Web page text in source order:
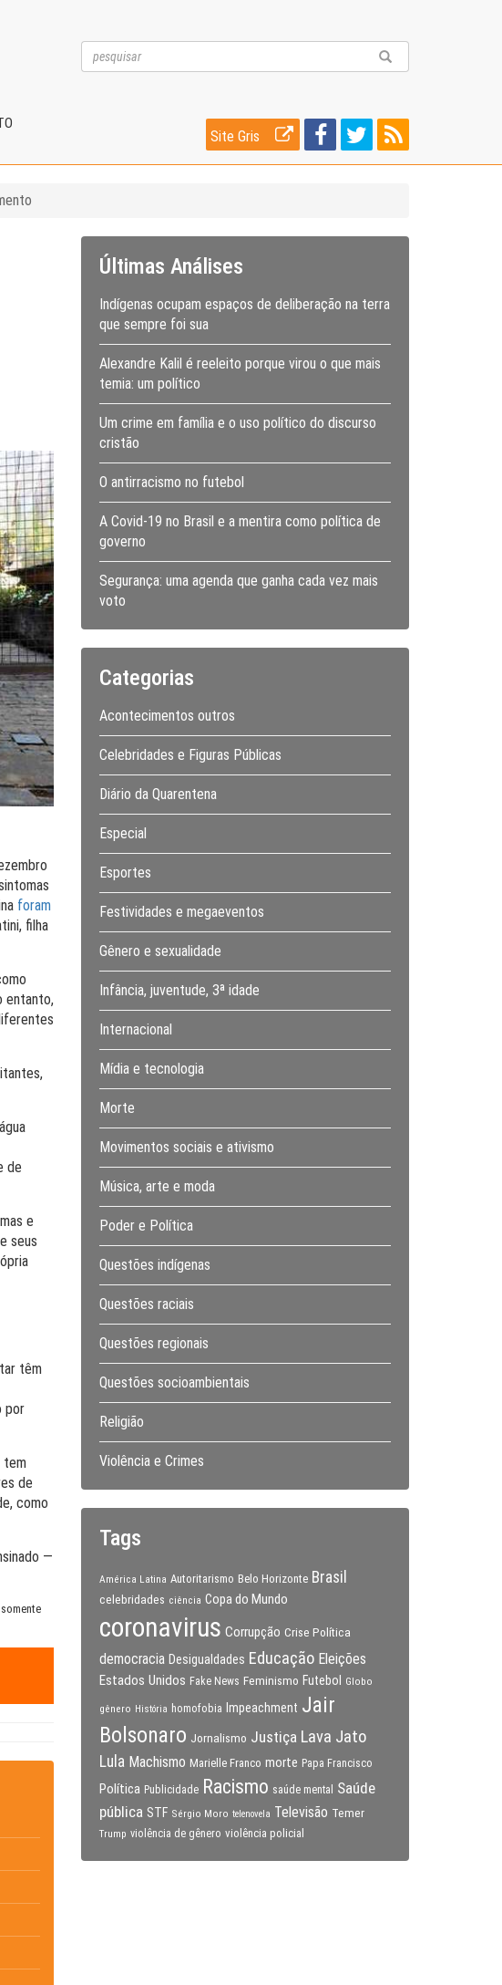
Site Gris
foram
filha
entanto,
de
e
seus
têm
por
tem
de
como
—
Últimas Análises
Indígenas ocupam espaços de deliberação na terra
que sempre foi sua
Alexandre Kalil é reeleito porque virou o que mais
temia: um político
Um crime em família e o uso político do discurso
cristão
O antirracismo no futebol
A Covid-19 no Brasil e a mentira como política de
governo
Segurança: uma agenda que ganha cada vez mais
voto
Categorias
Acontecimentos outros
Celebridades e Figuras Públicas
Diário da Quarentena
Especial
Esportes
Festividades e megaeventos
Gênero e sexualidade
Infância, juventude, 3ª idade
Internacional
Mídia e tecnologia
Morte
Movimentos sociais e ativismo
Música, arte e moda
Poder e Política
Questões indígenas
Questões raciais
Questões regionais
Questões socioambientais
Religião
Violência e Crimes
Tags
América Latina Autoritarismo Belo Horizonte Brasil
celebridades ciência Copa do Mundo
coronavirus Corrupção Crise Política
democracia Desigualdades Educação Eleições
Estados Unidos Fake News Feminismo Futebol Globo
gênero História homofobia Impeachment Jair
Bolsonaro Jornalismo Justiça Lava Jato
Lula Machismo Marielle Franco morte Papa Francisco
Política Publicidade Racismo saúde mental
Saúde
pública STF Sérgio Moro telenovela Televisão Temer
Trump violência de gênero violência policial